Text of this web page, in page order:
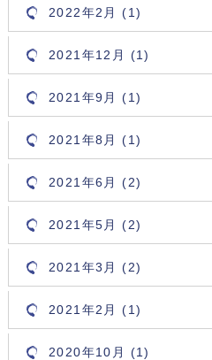
2022年2月 (1)
2021年12月 (1)
2021年9月 (1)
2021年8月 (1)
2021年6月 (2)
2021年5月 (2)
2021年3月 (2)
2021年2月 (1)
2020年10月 (1)